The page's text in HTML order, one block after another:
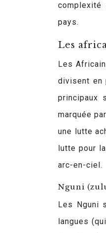
complexité
pays.
Les
Les
divisent en
principaux
marquée
une lutte
lutte pour
arc-en-ciel.
Nguni
Les Nguni
langues